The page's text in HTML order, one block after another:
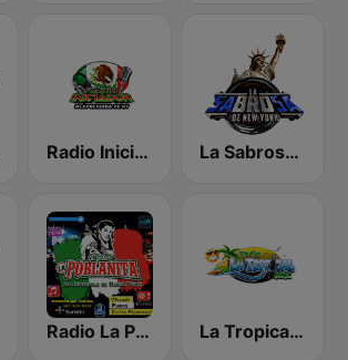
Radio Iniciador La Sabrosa De NY
Radio La Poblanita La Tropical MX